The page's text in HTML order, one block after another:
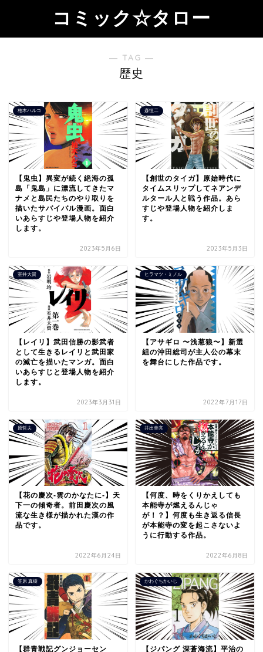
コミック☆タロー
― TAG ―
歴史
柏木ハルコ
【鬼虫】異変が続く絶海の孤
島「鬼島」に漂流してきたマ
ナメと島民たちのやり取りを
描いたサバイバル漫画。面白
いあらすじや登場人物を紹介
します。
2023年5月6日
森恒二
【創世のタイガ】原始時代に
タイムスリップしてネアンデ
ルタール人と戦う作品。あら
すじや登場人物を紹介しま
す。
2023年5月3日
室井大資
【レイリ】武田信勝の影武者
として生きるレイリと武田家
の滅亡を描いたマンガ。面白
いあらすじと登場人物を紹介
します。
2023年3月31日
ヒラマツ・ミノル
【アサギロ 〜浅葱狼〜】新選
組の沖田総司が主人公の幕末
を舞台にした作品です。
2022年7月17日
原哲夫
【花の慶次-雲のかなたに-】天
下一の傾奇者。前田慶次の風
流な生き様が描かれた漢の作
品です。
2022年6月24日
井出圭亮
【何度、時をくりかえしても
本能寺が燃えるんじゃ
が！？】何度も生き返る信長
が本能寺の変を起こさないよ
うに行動する作品。
2022年6月8日
笠原 真樹
【群青戦記グンジョーセン
かわぐちかいじ
【ジパング 深蒼海流】平治の